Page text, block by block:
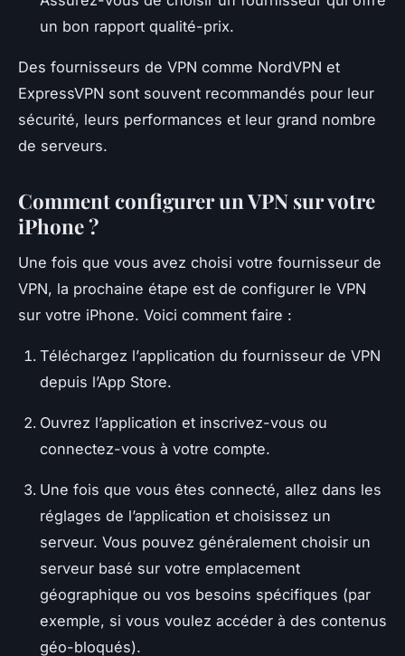
un bon rapport qualité-prix.
Des fournisseurs de VPN comme NordVPN et
ExpressVPN sont souvent recommandés pour leur
sécurité, leurs performances et leur grand nombre
de serveurs.
Comment configurer un VPN sur votre
iPhone ?
Une fois que vous avez choisi votre fournisseur de
VPN, la prochaine étape est de configurer le VPN
sur votre iPhone. Voici comment faire :
Téléchargez l’application du fournisseur de VPN
depuis l’App Store.
Ouvrez l’application et inscrivez-vous ou
connectez-vous à votre compte.
Une fois que vous êtes connecté, allez dans les
réglages de l’application et choisissez un
serveur. Vous pouvez généralement choisir un
serveur basé sur votre emplacement
géographique ou vos besoins spécifiques (par
exemple, si vous voulez accéder à des contenus
géo-bloqués).